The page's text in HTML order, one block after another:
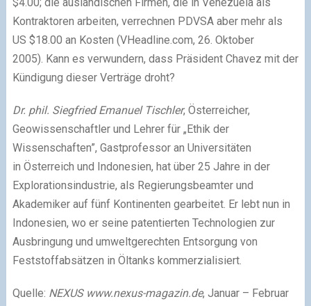
$4.00; die ausländischen Firmen, die in Venezuela als
Kontraktoren arbeiten, verrechnen PDVSA aber mehr als
US $18.00 an Kosten (VHeadline.com, 26. Oktober
2005). Kann es verwundern, dass Präsident Chavez mit der
Kündigung dieser Verträge droht?
Dr. phil. Siegfried Emanuel Tischler, Österreicher,
Geowissenschaftler und Lehrer für „Ethik der
Wissenschaften”, Gastprofessor an Universitäten
in Österreich und Indonesien, hat über 25 Jahre in der
Explorationsindustrie, als Regierungsbeamter und
Akademiker auf fünf Kontinenten gearbeitet. Er lebt nun in
Indonesien, wo er seine patentierten Technologien zur
Ausbringung und umweltgerechten Entsorgung von
Feststoffabsätzen in Öltanks kommerzialisiert.
Quelle: NEXUS www.nexus-magazin.de, Januar – Februar